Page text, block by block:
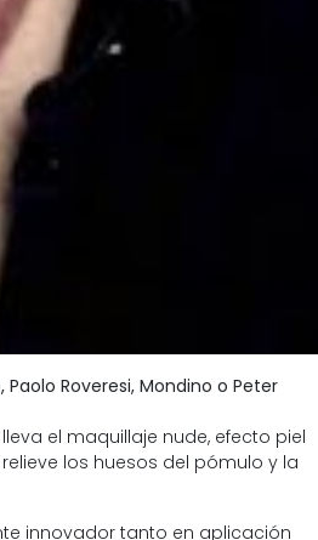
Paolo Roveresi, Mondino o Peter
el maquillaje nude, efecto piel
los huesos del pómulo y la
innovador tanto en aplicación